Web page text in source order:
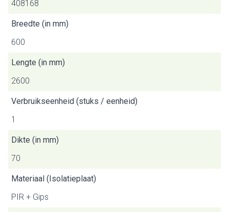
408168
Breedte (in mm)
600
Lengte (in mm)
2600
Verbruikseenheid (stuks / eenheid)
1
Dikte (in mm)
70
Materiaal (Isolatieplaat)
PIR + Gips